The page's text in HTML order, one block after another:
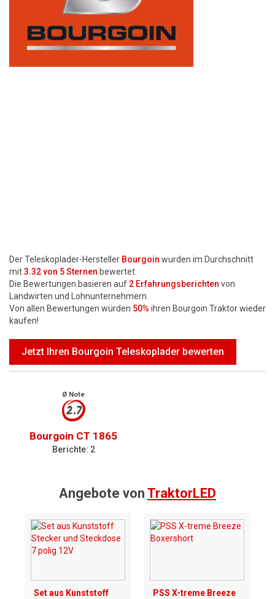
Motorsägen
Hoflader
Freischneider
Der Teleskoplader-Hersteller Bourgoin wurden im Durchschnitt
mit3.32von 5 Sternen bewertet.
Die Bewertungen basieren auf 2 Erfahrungsberichten von
Landwirten und Lohnunternehmern.
Von allen Bewertungen würden 50% ihren Bourgoin Traktor wieder
kaufen!
Jetzt Ihren Bourgoin Teleskoplader bewerten
Ø Note
2.7
Bourgoin CT 1865
Berichte: 2
Angebote von TraktorLED
Set aus Kunststoff
PSS X-treme Breeze